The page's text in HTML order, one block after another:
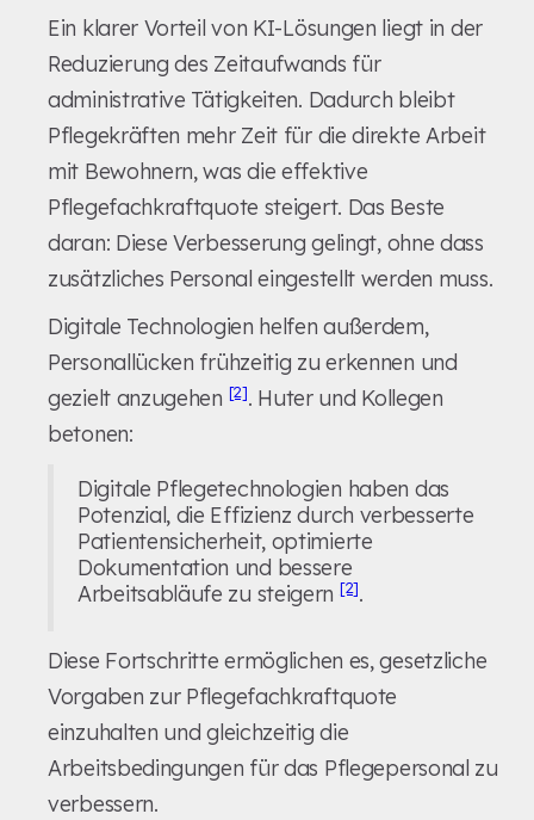
Ein klarer Vorteil von KI-Lösungen liegt in der
Reduzierung des Zeitaufwands für
administrative Tätigkeiten. Dadurch bleibt
Pflegekräften mehr Zeit für die direkte Arbeit
mit Bewohnern, was die effektive
Pflegefachkraftquote steigert. Das Beste
daran: Diese Verbesserung gelingt, ohne dass
zusätzliches Personal eingestellt werden muss.
Digitale Technologien helfen außerdem,
Personallücken frühzeitig zu erkennen und
gezielt anzugehen [2]. Huter und Kollegen
betonen:
Digitale Pflegetechnologien haben das
Potenzial, die Effizienz durch verbesserte
Patientensicherheit, optimierte
Dokumentation und bessere
Arbeitsabläufe zu steigern [2].
Diese Fortschritte ermöglichen es, gesetzliche
Vorgaben zur Pflegefachkraftquote
einzuhalten und gleichzeitig die
Arbeitsbedingungen für das Pflegepersonal zu
verbessern.